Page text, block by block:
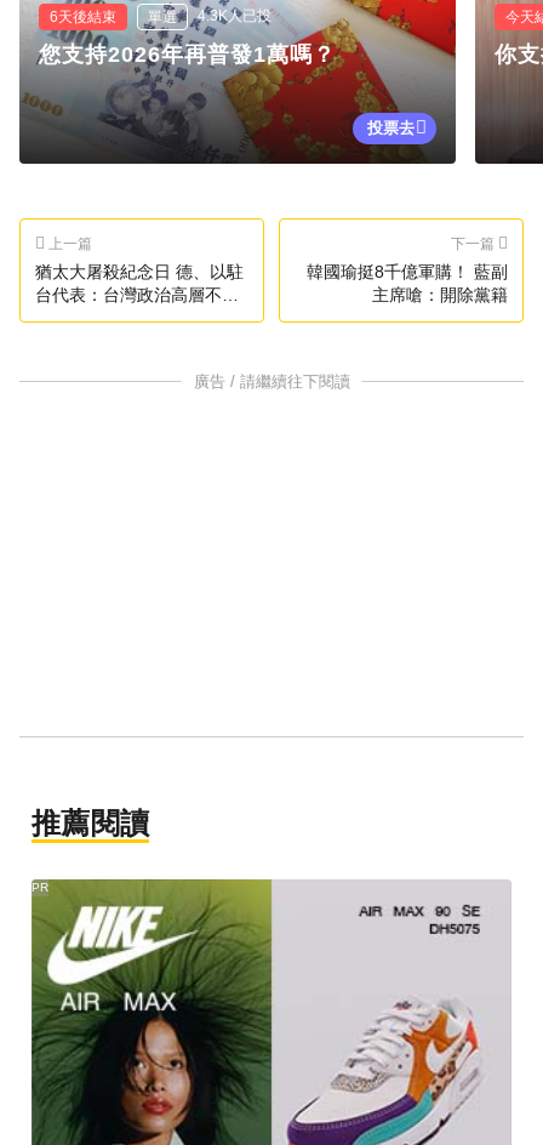
6天後結束 單選 4.3K人已投
您支持2026年再普發1萬嗎？
投票去
今天
你
上一篇
猶太大屠殺紀念日 德、以駐
台代表：台灣政治高層不應
輕率稱他人為納粹
下一篇
韓國瑜挺8千億軍購！ 藍副
主席嗆：開除黨籍
廣告 / 請繼續往下閱讀
推薦閱讀
PR